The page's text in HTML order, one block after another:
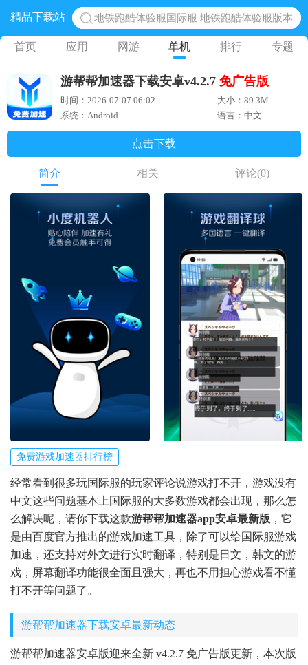
精品下载站
地铁跑酷体验服国际服 地铁跑酷体验服版本
网易光遇手游正版 点亮星空共庆周年
黎明觉醒生机腾讯正版 黎明觉醒生机国际服
蛋仔派对下载 蛋仔派对体验服
奥特曼王者传奇 正版奥特曼游戏
首页 应用 网游 单机 排行 专题
游帮帮加速器下载安卓v4.2.7 免广告版
时间：2026-07-07 06:02
大小：89.3M
系统：Android
语言：中文
点击下载
简介 相关 评论(0)
免费游戏加速器排行榜
经常看到很多玩国际服的玩家评论说游戏打不开，游戏没有
中文这些问题基本上国际服的大多数游戏都会出现，那么怎
么解决呢，请你下载这款游帮帮加速器app安卓最新版 ，它
是由百度官方推出的游戏加速工具，除了可以给国际服游戏
加速，还支持对外文进行实时翻译，特别是日文，韩文的游
戏，屏幕翻译功能很全面且强大，再也不用担心游戏看不懂
打不开等问题了。
游帮帮加速器下载安卓最新动态
游帮帮加速器安卓版迎来全新 v4.2.7 免广告版更新，本次版